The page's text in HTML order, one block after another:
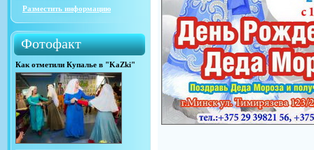
Разместить информацию
Фотофакт
Как отметили Купалье в "KaZki"